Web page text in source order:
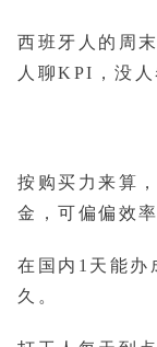
西班牙人的周
人聊KPI，没人
按购买力来算
金，可偏偏效
在国内1天能办
久。